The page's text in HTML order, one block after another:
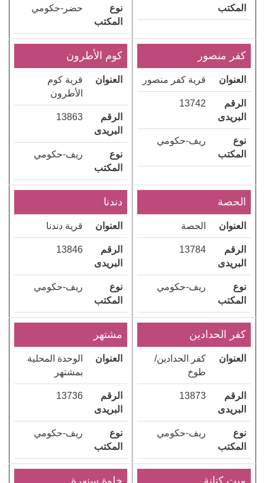
المكتب
نوع
المكتب
حضر-حكومي
كفر منصور
العنوان قرية كفر منصور
الرقم
البريدى
13742
نوع
المكتب
ريف-حكومي
كوم الأطرون
العنوان
قرية كوم
الأطرون
الرقم
البريدى
13863
نوع
المكتب
ريف-حكومي
الحصة
العنوان الحصة
الرقم
البريدى
13784
نوع
المكتب
ريف-حكومي
دندنا
العنوان قرية دندنا
الرقم
البريدى
13846
نوع
المكتب
ريف-حكومي
كفر الحدادين
العنوان
كفر الحدادين/
طوخ
الرقم
البريدى
13873
نوع
المكتب
ريف-حكومي
مشتهر
العنوان
الوحدة المحلية
بمشتهر
الرقم
البريدى
13736
نوع
المكتب
ريف-حكومي
ميت كنانة خلوة سنهرة